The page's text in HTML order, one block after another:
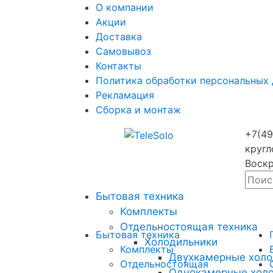
О компании
Акции
Доставка
Самовывоз
Контакты
Политика обработки персональных
Рекламация
Сборка и монтаж
Бытовая техника
Комплекты
Отдельностоящая техника
Холодильники
Двухкамерные
Бытовая техника
Комплекты
Отдельностоящая